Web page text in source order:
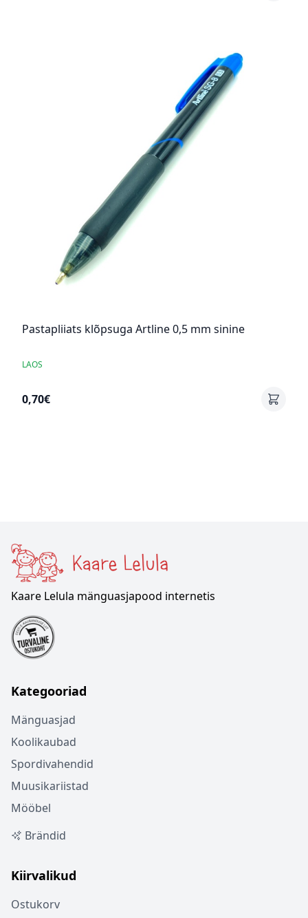
Pastapliiats klõpsuga Artline 0,5 mm sinine
LAOS
0,70€
Kaare Lelula mänguasjapood internetis
Kategooriad
Mänguasjad
Koolikaubad
Spordivahendid
Muusikariistad
Mööbel
Brändid
Kiirvalikud
Ostukorv